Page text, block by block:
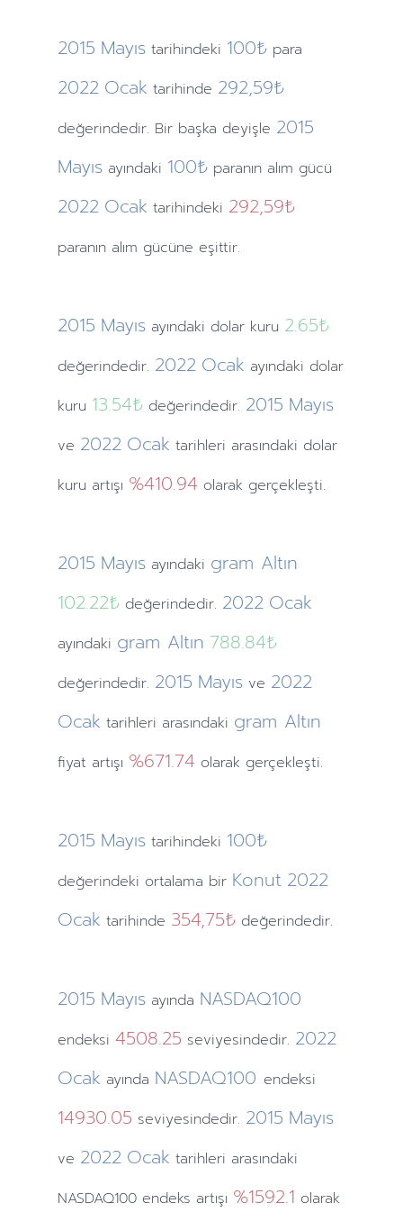
2015 Mayıs tarihindeki 100₺ para
2022 Ocak tarihinde 292,59₺
değerindedir. Bir başka deyişle 2015
Mayıs ayındaki 100₺ paranın alım gücü
2022 Ocak tarihindeki 292,59₺
paranın alım gücüne eşittir.
2015 Mayıs ayındaki dolar kuru 2.65₺
değerindedir. 2022 Ocak ayındaki dolar
kuru 13.54₺değerindedir. 2015 Mayıs
ve 2022 Ocak tarihleri arasındaki dolar
kuru artışı %410.94 olarak gerçekleşti.
2015 Mayıs ayındaki gram Altın
102.22₺değerindedir. 2022 Ocak
ayındaki gram Altın 788.84₺
değerindedir. 2015 Mayıs ve 2022
Ocak tarihleri arasındaki gram Altın
fiyat artışı %671.74 olarak gerçekleşti.
2015 Mayıs tarihindeki 100₺
değerindeki ortalama bir Konut 2022
Ocak tarihinde 354,75₺ değerindedir.
2015 Mayıs ayında NASDAQ100
endeksi 4508.25 seviyesindedir. 2022
Ocak ayında NASDAQ100 endeksi
14930.05 seviyesindedir. 2015 Mayıs
ve 2022 Ocak tarihleri arasındaki
NASDAQ100 endeks artışı %1592.1 olarak